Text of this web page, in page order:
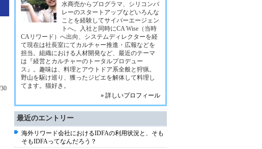
水商売からプログラマ、シリコンバ
レーのスタートアップなどいろんな
ことを経験してサイバーエージェン
トへ。入社と同時にCA Wise（当時
CAリワード）へ出向、システムディレクターを経
て現在は社長室にてカルチャー推進・広報などを
担当。組織における人材開発など、最近のテーマ
は『経営とカルチャーのトータルプロデュー
ス』。趣味は、料理とアウトドア系全般と狩猟。
野山を駆け巡り、獲ったジビエを解体して料理し
てます。猫好き。
» 詳しいプロフィール
最近のエントリー
海外リワード会社におけるIDFAの利用状況と、そも
そもIDFAってなんだろう？